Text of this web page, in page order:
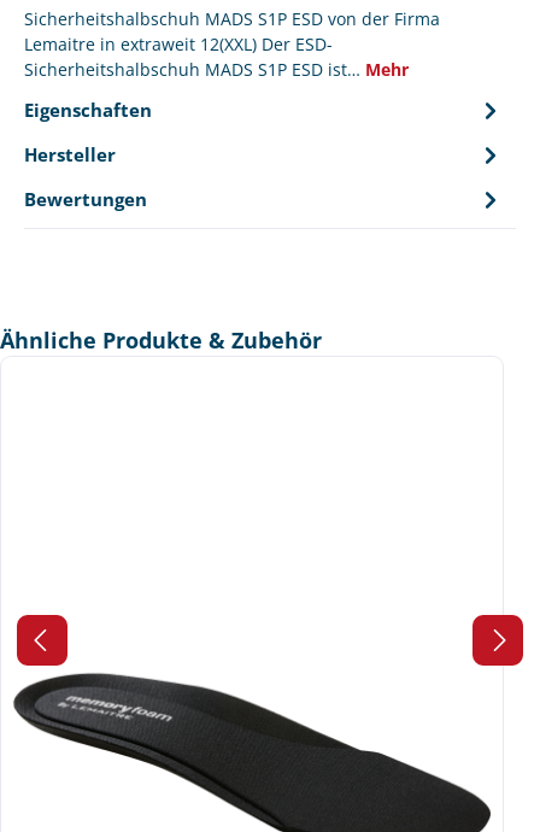
Sicherheitshalbschuh MADS S1P ESD von der Firma
Lemaitre in extraweit 12(XXL) Der ESD-
Sicherheitshalbschuh MADS S1P ESD ist… Mehr
Eigenschaften
Hersteller
Bewertungen
Produktgalerie überspringen
Ähnliche Produkte & Zubehör